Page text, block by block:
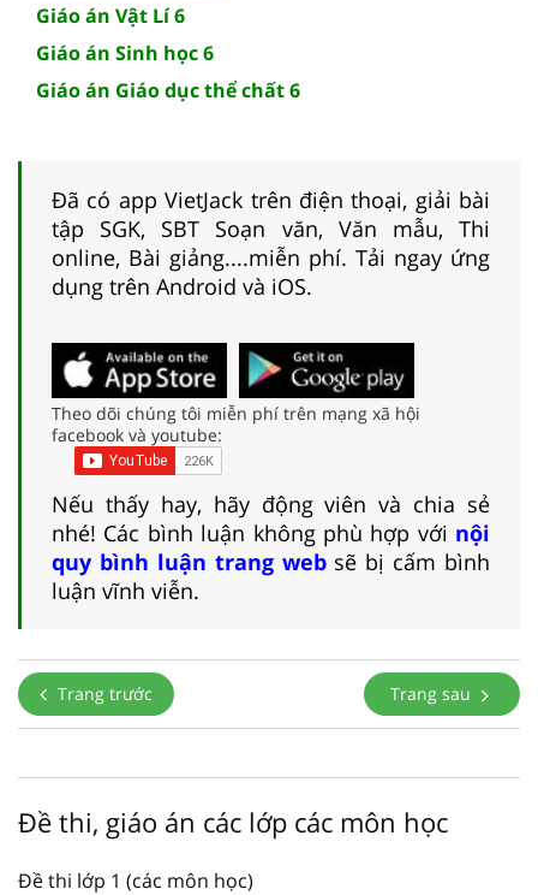
Giáo án Vật Lí 6
Giáo án Sinh học 6
Giáo án Giáo dục thể chất 6
Đã có app VietJack trên điện thoại, giải bài
tập SGK, SBT Soạn văn, Văn mẫu, Thi
online, Bài giảng....miễn phí. Tải ngay ứng
dụng trên Android và iOS.
Theo dõi chúng tôi miễn phí trên mạng xã hội
facebook và youtube:
Nếu thấy hay, hãy động viên và chia sẻ
nhé! Các bình luận không phù hợp với nội
quy bình luận trang websẽ bị cấm bình
luận vĩnh viễn.
Trang trước Trang sau
Đề thi, giáo án các lớp các môn học
Đề thi lớp 1 (các môn học)